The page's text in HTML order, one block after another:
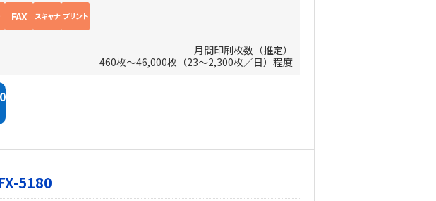
FAX スキャナ プリント
月間印刷枚数（推定）
460枚～46,000枚（23～2,300枚／日）程度
5180